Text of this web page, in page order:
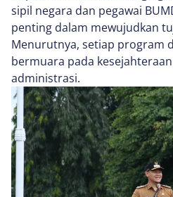
sipil negara dan pegawai
penting dalam mewujudkan
Menurutnya, setiap program
bermuara pada
administrasi.